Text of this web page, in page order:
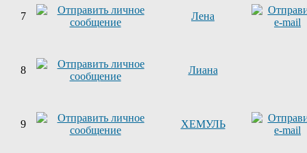
7 Лена
8 Лиана
9 ХЕМУЛЬ